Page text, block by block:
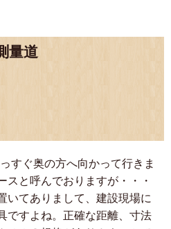
量道
すぐ奥の方へ向かって行きま
スと呼んでおりますが・・・
いてありまして、建設現場に
ですよね。正確な距離、寸法